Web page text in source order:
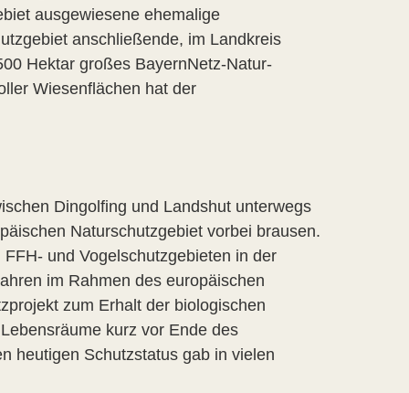
ausgewiesene ehemalige
anschließende, im Landkreis
Hektar großes BayernNetz-Natur-
Wiesenflächen hat der
Dingolfing und Landshut unterwegs
Naturschutzgebiet vorbei brausen.
und Vogelschutzgebieten in der
im Rahmen des europäischen
zum Erhalt der biologischen
kurz vor Ende des
heutigen Schutzstatus gab in vielen